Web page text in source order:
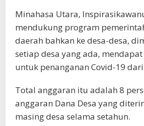
Minahasa Utara,
mendukung program
daerah bahkan ke desa-desa,
setiap desa yang ada,
untuk penanganan Covid-19 dari
Total anggaran itu adalah 8
anggaran Dana Desa yang
masing desa selama setahun.